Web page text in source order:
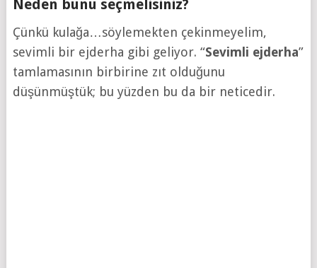
Neden bunu seçmelisiniz?
Çünkü kulağa…söylemekten çekinmeyelim,
sevimli bir ejderha gibi geliyor. “Sevimli ejderha”
tamlamasının birbirine zıt olduğunu
düşünmüştük; bu yüzden bu da bir neticedir.